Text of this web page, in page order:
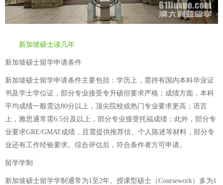
新加坡硕士读几年
新加坡硕士留学申请条件
新加坡硕士留学申请条件主要包括：学历上，需持有国内本科毕业证
书及学士学位证，部分专业接受专升硕但要求严格；成绩方面，本科
平均成绩一般需达80分以上，顶尖院校或热门专业要求更高；语言
上，雅思通常需6.5分及以上，部分专业接受托福成绩；此外，部分专
业要求GRE/GMAT成绩，且需提供推荐信、个人陈述等材料，部分专
业还有工作经验要求。综合评估后，符合条件者方可申请。
留学学制
新加坡硕士留学学制通常为1至2年。授课型硕士（Coursework）多为1